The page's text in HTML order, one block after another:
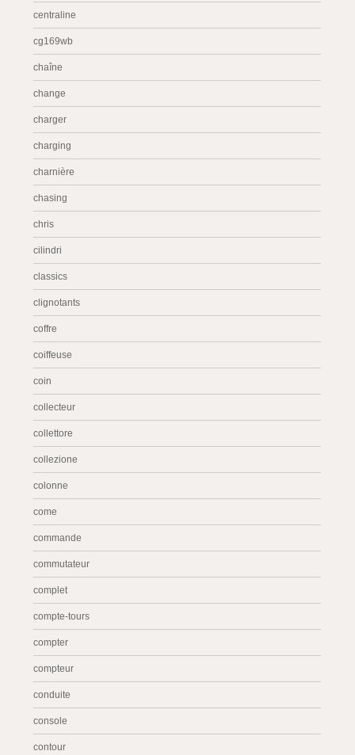
centraline
cg169wb
chaîne
change
charger
charging
charnière
chasing
chris
cilindri
classics
clignotants
coffre
coiffeuse
coin
collecteur
collettore
collezione
colonne
come
commande
commutateur
complet
compte-tours
compter
compteur
conduite
console
contour